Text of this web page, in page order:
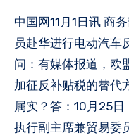
中国网11月1日讯 商务部新闻发言人11月1日就欧盟将派
员赴华进行电动汽车
问：有媒体报道，欧
加征反补贴税的替代
属实？答：10月25
执行副主席兼贸易委